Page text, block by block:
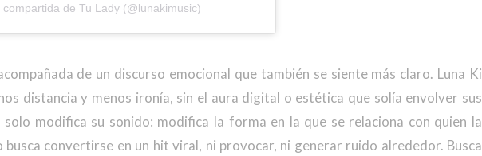
de Tu Lady (@lunakimusic)
de un discurso emocional que también se siente más claro. Luna Ki
distancia y menos ironía, sin el aura digital o estética que solía envolver sus
solo modifica su sonido: modifica la forma en la que se relaciona con quien la
busca convertirse en un hit viral, ni provocar, ni generar ruido alrededor. Busca